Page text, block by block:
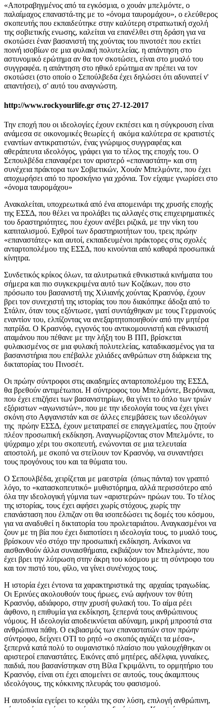
«Αποτραβηγμένος από τα εγκόσμια, ο χουάν μπελμόντε, ο
παλαίμαχος επαναστά-της με το «όνομα ταυρομάχου», ο ελεύθερος
σκοπευτής που εκπαιδεύτηκε στην καλύτερη στρατιωτική σχολή
της σοβιετικής ενωσης, καλείται να επανέλθει στη δράση για να
σκοτώσει έναν βασανιστή της χούντας του πινοτσέτ που εκτίει
ποινή ισοβίων σε μια φυλακή πολυτελείας. η απάντηση στο
αστυνομικό ερώτημα αν θα τον σκοτώσει, είναι στο μυαλό του
συγγραφέα. η απάντηση στο ηθικό ερώτημα αν πρέπει να τον
σκοτώσει (στο οποίο ο Σεπούλβεδα έχει δηλώσει ότι αδυνατεί ν'
απαντήσει), σ' αυτό του αναγνώστη.
http://www.rockyourlife.gr στις 27-12-2017
Την εποχή που οι ιδεολογίες έχουν εκπέσει και η σύγκρουση είναι
ανάμεσα σε οικονομικές θεωρίες ή ακόμα καλύτερα σε κρατιστές
εναντίων αντικρατιστών, ένας γνώριμος συγγραφέας και
αθεράπευτα ιδεολόγος, γράφει για το τέλος της εποχής του. Ο
Σεπουλβέδα επαναφέρει τον αριστερό «επαναστάτη» και στη
συνέχεια πράκτορα των Σοβιετικών, Χουάν Μπελμόντε, που έχει
αποχωρήσει από το προσκήνιο για χρόνια. Τον είχαμε γνωρίσει στο
«όνομα ταυρομάχου»
Ανακαλείται, υποχρεωτικά από ένα απομεινάρι της χρυσής εποχής
της ΕΣΣΔ, που θέλει να προλάβει τις αλλαγές στις επιχειρηματικές
του δραστηριότητες, που έχουν ανέβει ριζικά, με την νίκη του
καπιταλισμού. Εχθροί των δραστηριοτήτων του, τρεις πρώην
«επαναστάτες» και αυτοί, εκπαιδευμένοι πράκτορες στις σχολές
ανταρτοπολέμου της ΕΣΣΔ, που κινούνται από καθαρά προσωπικά
κίνητρα.
Συνδετικός κρίκος όλων, τα αλυτρωτικά εθνικιστικά κινήματα του
σήμερα και πιο συγκεκριμένα αυτό των Κοζάκων, που στο
πρόσωπο του βασανιστή της Χιλιανής χούντας Κρασνόφ, έχουν
βρει τον συνεχιστή της ιστορίας του που διακόπηκε άδοξα από το
Στάλιν, όταν τους εξόντωσε, γιατί συντάχθηκαν με τους Γερμανούς
εναντίον του, ελπίζοντας να ανεξαρτητοποιηθούν από την μητέρα
πατρίδα. Ο Κρασνόφ, εγγονός του αντικομουνιστή και εθνικιστή
αταμάνου που πέθανε με την λήξη του Β ΠΠ, βρίσκεται
φυλακισμένος σε μια φυλακή πολυτελείας, καταδικασμένος για τα
βασανιστήρια που επέβαλλε χιλιάδες ανθρώπων στη διάρκεια της
δικτατορίας του Πινοσέτ.
Οι πρώην σύντροφοι στις ακαδημίες ανταρτοπολέμου της ΕΣΣΔ,
θα βρεθούν αντιμέτωποι. Η σύντροφος του Μπελμόντε, Βερόνικα,
που έχει επιζήσει των βασανιστηρίων, θα γίνει το όπλο των τριών
εξόριστων «αγωνιστών», που με την ιδεολογία τους να έχει γίνει
σκόνη στο Αφγανιστάν και σε άλλες επεμβάσεις των ιδεολόγων
της πρώην ΕΣΣΔ, έχουν μετατραπεί σε επαγγελματίες, που ζητούν
πλέον προσωπική εκδίκηση. Αναγνωρίζοντας στον Μπελμόντε, το
ψύχραιμο χέρι του σκοπευτή, ενώνονται σε μια τελευταία
αποστολή, με σκοπό να στείλουν τον Κρασνόφ, να συναντήσει
τους προγόνους του και τα θύματα του.
Ο Σεπουλβέδα, χειρίζεται με μαεστρία (όπως πάντα) τον γραπτό
λόγο, το «κατασκοπευτικό» μυθιστόρημα, αλλά περισσότερο από
όλα την ιδεολογική γύμνια των «αριστερών» ηρώων του. Το τέλος
της ιστορίας, τους έχει αφήσει χωρίς στόχους, χωρίς την
επανάσταση που έλπιζαν οτι θα ισοπεδώσει τις δομές του κόσμου,
για να αναδυθεί η δικτατορία του προλεταριάτου. Αναγκασμένοι να
ζουν με τη βία που έχει διαποτίσει η ιδεολογία τους, το μυαλό τους,
βρίσκουν νέο στόχο την προσωπική εκδίκηση. Ανίκανοι να
αισθανθούν άλλα συναισθήματα, εκβιάζουν τον Μπελμόντε, που
έχει βρει την λύτρωση στην άκρη του κόσμου με τη σύντροφο του
και τον πιστό του, φίλο, να γίνει συνένοχος τους.
Η ιστορία έχει έντονα τα χαρακτηριστικά της αρχαίας τραγωδίας.
Οι Ερινύες ακολουθούν τους ήρωες, ενώ αφήνουν τον θύτη
Κρασνόφ, αδιάφορο, στην χρυσή φυλακή του. Το αίμα ρέει
άφθονο, η επιθυμία για εκδίκηση, ξεπερνά τους ανθρώπινους
νόμους. Η ιδεολογία αποδεικνύεται αδύναμη, μικρή μπροστά στα
ανθρώπινα πάθη. Ο εκβιασμός των επαναστατών στον πρώην
σύντροφο, δείχνει ΟΤΙ το ρητό «ο σκοπός αγιάζει τα μέσα»,
ξεπερνά κατά πολύ το ουμανιστικό πλαίσιο που γαλουχήθηκαν οι
αριστεροί επαναστάτες. Εικόνες από μητέρες, αδέλφια, γυναίκες,
παιδιά, που βασανίστηκαν στη Βίλα Γκριμάλντι, το ορμητήριο του
Κρασνόφ, είναι οτι έχει απομείνει σε αυτούς, τους άκαμπτους
ιδεολόγους, της κόκκινης πλευράς του φασισμού.
Η αυτοδικία εγείρει το κεφάλι της σαν λύση, επιλογή ανθρώπινη,